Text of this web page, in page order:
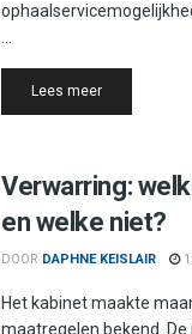
...
Lees meerDetails
Verwarring:
en welke niet?
DOOR DAPHNE KEISLAIR
Het kabinet maakte
maatregelen bekend.